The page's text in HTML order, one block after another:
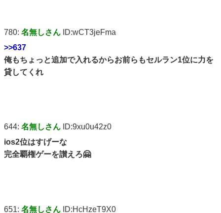
780: 名無しさん ID:wCT3jeFma
>>637
俺もちょっと追加で入れるからお前らもセルラン1位に力を
貸してくれ
644: 名無しさん ID:9xu0u42z0
ios2位はすげーな
完全覇権ゲーを讃えろ🤗
651: 名無しさん ID:HcHzeT9X0